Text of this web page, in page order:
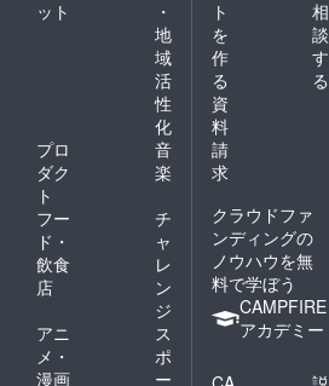
ット
・
地
域
活
性
化
プロ
ダク
ト
音
楽
フー
ド・
飲食
店
チ
ャ
レ
ン
ジ
アニ
メ・
漫画
ス
ポ
ー
ト
を
作
る
相
談
す
る
資
料
請
求
クラウドファ
ンディングの
ノウハウを無
料で学ぼう
CAMPFIRE
アカデミー